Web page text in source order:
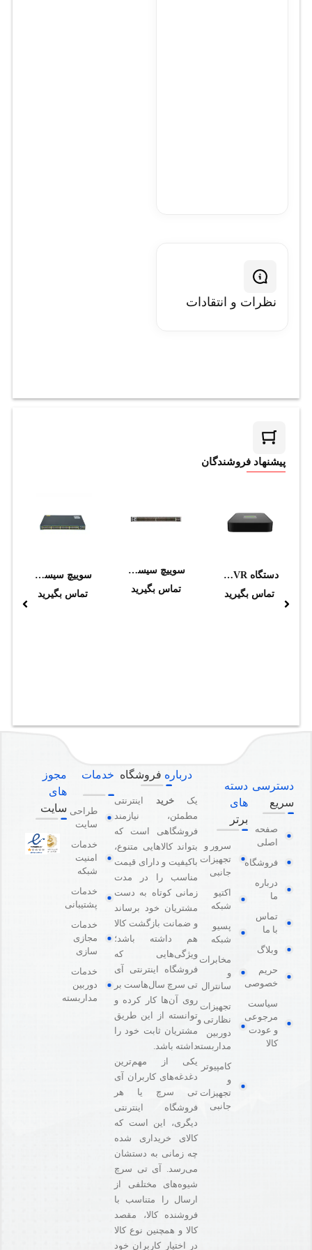
نظرات و انتقادات
پیشنهاد فروشندگان
دستگاه NVR تحت شبکه تیاندی مدل TC-R3108 I/B/P8/C/EU/L/S
تماس بگیرید
سوييچ سيسکو C9500-48Y4C-E
تماس بگیرید
سوييچ سيسکو مدل WS-C2960S-48TD-L
تماس بگیرید
دسترسی
سریع
صفحه
اصلی
فروشگاه
درباره
ما
تماس
با ما
وبلاگ
حریم
خصوصی
سیاست
مرجوعی
و عودت
کالا
دسته
های
برتر
سرور و
تجهیزات
جانبی
اکتیو
شبکه
پسیو
شبکه
مخابرات
و
سانترال
تجهیزات
نظارتی و
دوربین
مداربسته
کامپیوتر
و
تجهیزات
جانبی
درباره فروشگاه
یک خریداینترنتی
مطمئن، نیازمند
فروشگاهی است که
بتواند کالاهایی متنوع،
باکیفیت و دارای قیمت
مناسب را در مدت
زمانی کوتاه به دست
مشتریان خود برساند
و ضمانت بازگشت کالا
هم داشته باشد؛
ویژگی‌هایی که
فروشگاه اینترنتی آی
تی سرچ سال‌هاست بر
روی آن‌ها کار کرده و
توانسته از این طریق
مشتریان ثابت خود را
داشته باشد.
یکی از مهم‌ترین
دغدغه‌های کاربران آی
تی سرچ یا هر
فروشگاه‌ اینترنتی
دیگری، این است که
کالای خریداری شده
چه زمانی به دستشان
می‌رسد. آی تی سرچ
شیوه‌های مختلفی از
ارسال را متناسب با
فروشنده کالا،‌ مقصد
کالا و همچنین نوع کالا
در اختیار کاربران خود
خدمات
طراحی
سایت
خدمات
امنیت
شبکه
خدمات
پشتیبانی
خدمات
مجازی
سازی
خدمات
دوربین
مداربسته
مجوز
های
سایت